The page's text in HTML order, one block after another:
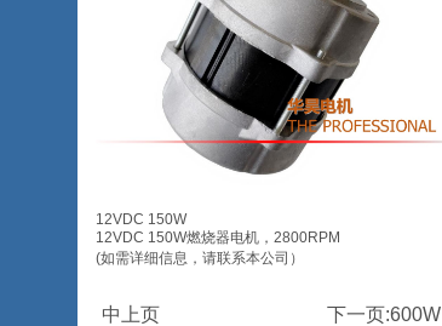
12VDC 150W
12VDC 150W燃烧器电机，2800RPM
(如需详细信息，请联系本公司）
中上页 下一页:600W